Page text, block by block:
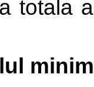
totala